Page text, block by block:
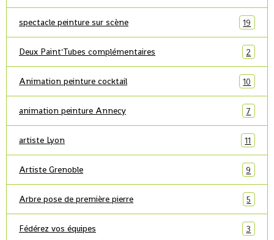
spectacle peinture sur scène 19
Deux Paint'Tubes complémentaires 2
Animation peinture cocktail 10
animation peinture Annecy 7
artiste Lyon 11
Artiste Grenoble 9
Arbre pose de première pierre 5
Fédérez vos équipes 3